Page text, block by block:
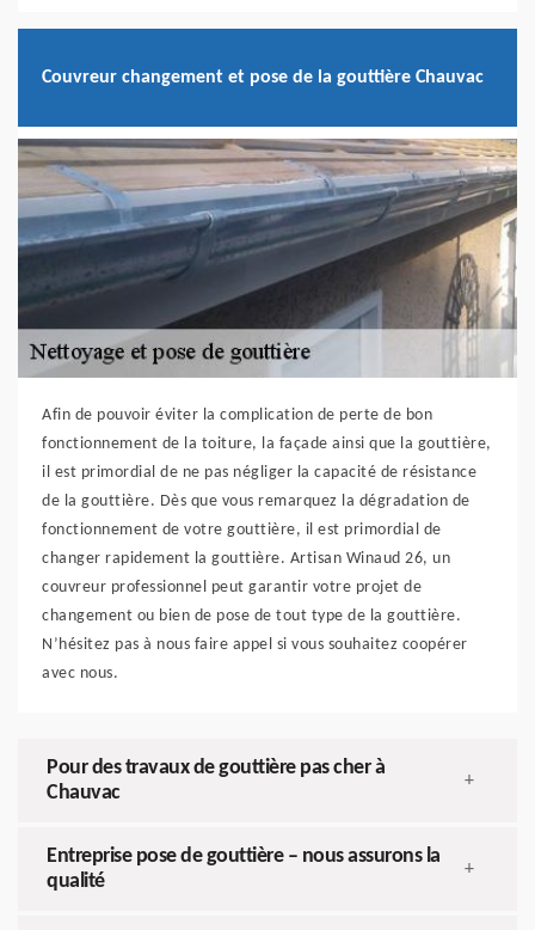
Couvreur changement et pose de la gouttière Chauvac
Afin de pouvoir éviter la complication de perte de bon
fonctionnement de la toiture, la façade ainsi que la gouttière,
il est primordial de ne pas négliger la capacité de résistance
de la gouttière. Dès que vous remarquez la dégradation de
fonctionnement de votre gouttière, il est primordial de
changer rapidement la gouttière. Artisan Winaud 26, un
couvreur professionnel peut garantir votre projet de
changement ou bien de pose de tout type de la gouttière.
N’hésitez pas à nous faire appel si vous souhaitez coopérer
avec nous.
Pour des travaux de gouttière pas cher à
Chauvac
+
Entreprise pose de gouttière – nous assurons la
qualité
+